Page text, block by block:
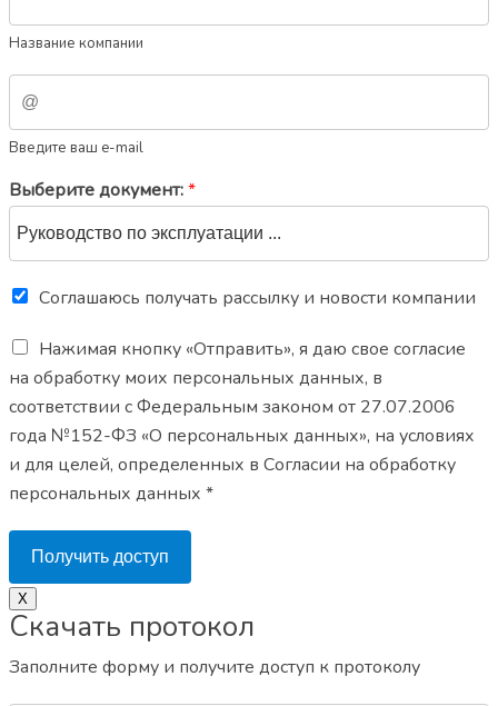
Название компании
Введите ваш e-mail
Выберите документ:*
Соглашаюсь получать рассылку и новости компании
Нажимая кнопку «Отправить», я даю свое согласие
на обработку моих персональных данных, в
соответствии с Федеральным законом от 27.07.2006
года №152-ФЗ «О персональных данных», на условиях
и для целей, определенных в Согласии на обработку
персональных данных *
Получить доступ
X
Скачать протокол
Заполните форму и получите доступ к протоколу